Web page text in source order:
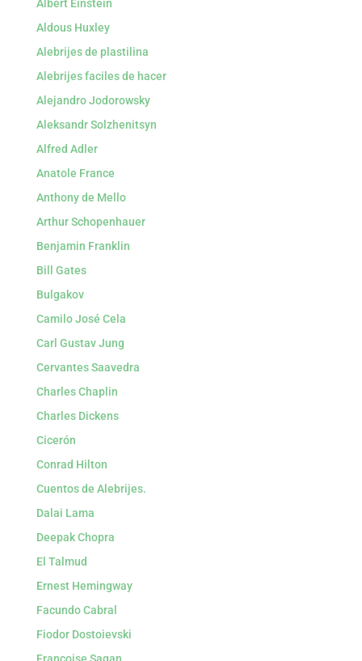
Albert Einstein
Aldous Huxley
Alebrijes de plastilina
Alebrijes faciles de hacer
Alejandro Jodorowsky
Aleksandr Solzhenitsyn
Alfred Adler
Anatole France
Anthony de Mello
Arthur Schopenhauer
Benjamin Franklin
Bill Gates
Bulgakov
Camilo José Cela
Carl Gustav Jung
Cervantes Saavedra
Charles Chaplin
Charles Dickens
Cicerón
Conrad Hilton
Cuentos de Alebrijes.
Dalai Lama
Deepak Chopra
El Talmud
Ernest Hemingway
Facundo Cabral
Fiodor Dostoievski